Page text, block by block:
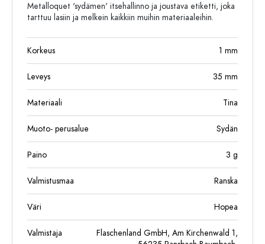
Metalloquet 'sydämen' itsehallinno ja joustava etiketti, joka
tarttuu lasiin ja melkein kaikkiin muihin materiaaleihin.
Korkeus 1 mm
Leveys 35 mm
Materiaali Tina
Muoto- perusalue Sydän
Paino 3 g
Valmistusmaa Ranska
Väri Hopea
Valmistaja
Flaschenland GmbH, Am Kirchenwald 1,